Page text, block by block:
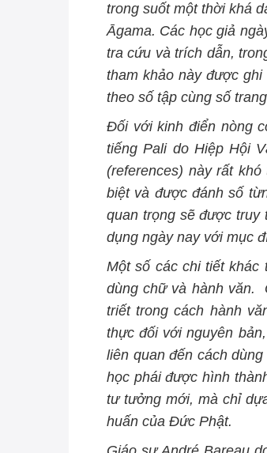
trong suốt một thời khá
Āgama. Các học giả
tra cứu và trích dẫn,
tham khảo này được
theo số tập cùng số
Đối với kinh điển nòng
tiếng Pali do Hiệp Hội
(references) này rất
biệt và được đánh số
quan trọng sẽ được truy
dụng ngày nay với mục
Một số các chi tiết khác
dùng chữ và hành văn.
triết trong cách hành
thực đối với nguyên bản,
liên quan đến cách
học phái được hình
tư tưởng mới, mà chỉ
huấn của Đức Phật.